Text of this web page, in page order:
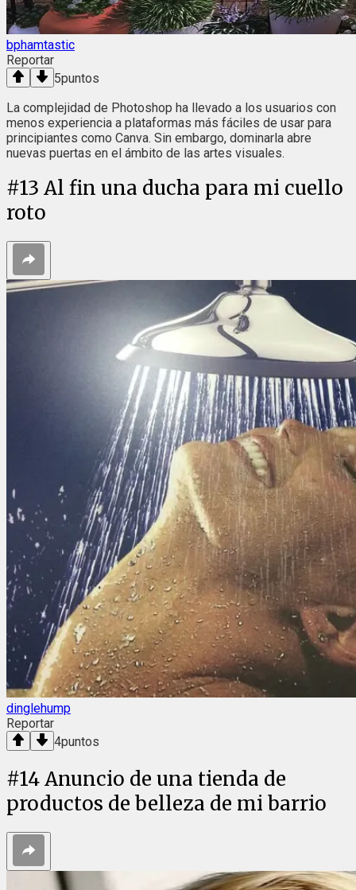
bphamtastic
Reportar
5puntos
La complejidad de Photoshop ha llevado a los usuarios con
menos experiencia a plataformas más fáciles de usar para
principiantes como Canva. Sin embargo, dominarla abre
nuevas puertas en el ámbito de las artes visuales.
#13 Al fin una ducha para mi cuello
roto
dinglehump
Reportar
4puntos
#14Anuncio de una tienda de
productos de belleza de mi barrio